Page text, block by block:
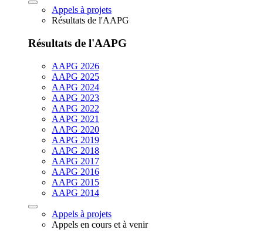
Appels à projets
Résultats de l'AAPG
Résultats de l'AAPG
AAPG 2026
AAPG 2025
AAPG 2024
AAPG 2023
AAPG 2022
AAPG 2021
AAPG 2020
AAPG 2019
AAPG 2018
AAPG 2017
AAPG 2016
AAPG 2015
AAPG 2014
Appels à projets
Appels en cours et à venir